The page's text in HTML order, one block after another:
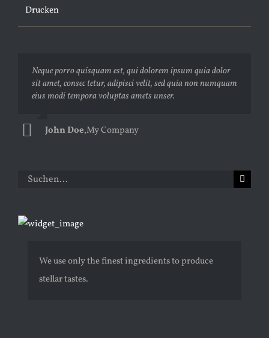
Drucken
Neque porro quisquam est, qui dolorem ipsum quia dolor
sit amet, consec tetur, adipisci velit, sed quia non numquam
eius modi tempora voluptas amets unser.
John Doe,My Company
Aliquam erat volutpat. Quisque at est id ligula facilisis
laoreet eget pulvinar nibh. Suspendisse at ultrices dui.
Curabitur ac felis arcu sadips ipsums fugiats nemis.
Luke Beck,Theme Fusion
Suche
We use only the finest ingredients to produce
stellar tastes.